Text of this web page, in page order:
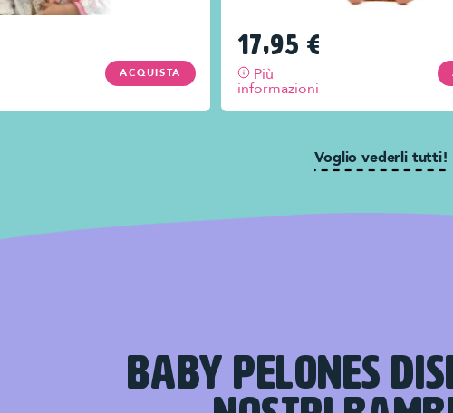
ACQUISTA
17,95 €
Più
informazioni
Voglio vederli tutti!
BABY PELONES